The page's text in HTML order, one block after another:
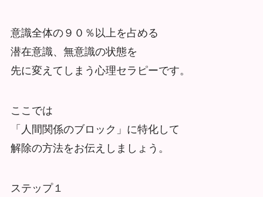
意識全体の９０％以上を占める
潜在意識、無意識の状態を
先に変えてしまう心理セラピーです。
ここでは
「人間関係のブロック」に特化して
解除の方法をお伝えしましょう。
ステップ１